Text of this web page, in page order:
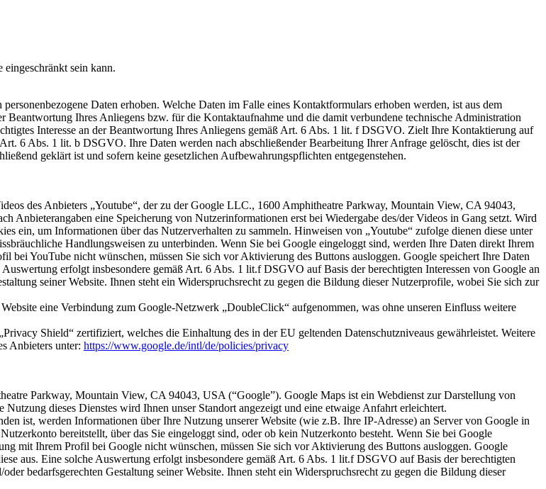
sein kann.
Daten erhoben. Welche Daten im Falle eines Kontaktformulars erhoben werden, ist aus dem
Ihres Anliegens bzw. für die Kontaktaufnahme und die damit verbundene technische Administration
Interesse an der Beantwortung Ihres Anliegens gemäß Art. 6 Abs. 1 lit. f DSGVO. Zielt Ihre Kontaktierung auf
6 Abs. 1 lit. b DSGVO. Ihre Daten werden nach abschließender Bearbeitung Ihrer Anfrage gelöscht, dies ist der
geklärt ist und sofern keine gesetzlichen Aufbewahrungspflichten entgegenstehen.
des Anbieters „Youtube“, der zu der Google LLC., 1600 Amphitheatre Parkway, Mountain View, CA 94043,
Anbieterangaben eine Speicherung von Nutzerinformationen erst bei Wiedergabe des/der Videos in Gang setzt. Wird
ein, um Informationen über das Nutzerverhalten zu sammeln. Hinweisen von „Youtube“ zufolge dienen diese unter
Handlungsweisen zu unterbinden. Wenn Sie bei Google eingeloggt sind, werden Ihre Daten direkt Ihrem
YouTube nicht wünschen, müssen Sie sich vor Aktivierung des Buttons ausloggen. Google speichert Ihre Daten
erfolgt insbesondere gemäß Art. 6 Abs. 1 lit.f DSGVO auf Basis der berechtigten Interessen von Google an
seiner Website. Ihnen steht ein Widerspruchsrecht zu gegen die Bildung dieser Nutzerprofile, wobei Sie sich zur
eine Verbindung zum Google-Netzwerk „DoubleClick“ aufgenommen, was ohne unseren Einfluss weitere
Shield“ zertifiziert, welches die Einhaltung des in der EU geltenden Datenschutzniveaus gewährleistet. Weitere
Anbieters unter: https://www.google.de/intl/de/policies/privacy
Parkway, Mountain View, CA 94043, USA (“Google”). Google Maps ist ein Webdienst zur Darstellung von
dieses Dienstes wird Ihnen unser Standort angezeigt und eine etwaige Anfahrt erleichtert.
ist, werden Informationen über Ihre Nutzung unserer Website (wie z.B. Ihre IP-Adresse) an Server von Google in
bereitstellt, über das Sie eingeloggt sind, oder ob kein Nutzerkonto besteht. Wenn Sie bei Google
mit Ihrem Profil bei Google nicht wünschen, müssen Sie sich vor Aktivierung des Buttons ausloggen. Google
aus. Eine solche Auswertung erfolgt insbesondere gemäß Art. 6 Abs. 1 lit.f DSGVO auf Basis der berechtigten
bedarfsgerechten Gestaltung seiner Website. Ihnen steht ein Widerspruchsrecht zu gegen die Bildung dieser